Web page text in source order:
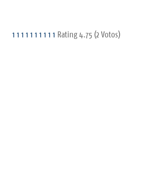
1 1 1 1 1 1 1 1 1 1 Rating 4.75 (2 Votos)